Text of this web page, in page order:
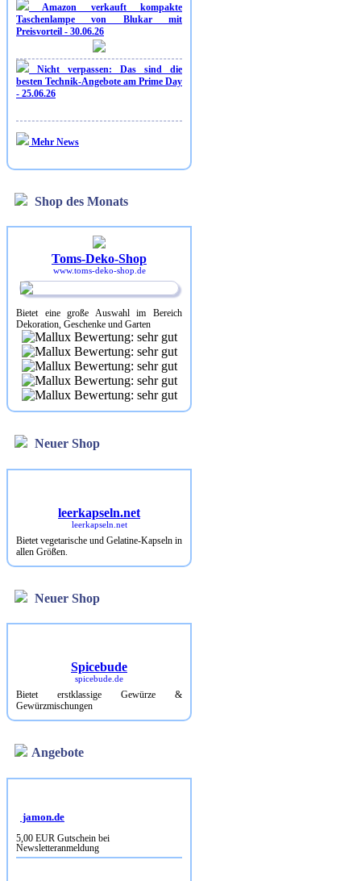
Amazon verkauft kompakte
Taschenlampe von Blukar mit
Preisvorteil - 30.06.26
Nicht verpassen: Das sind die
besten Technik-Angebote am Prime Day
- 25.06.26
Mehr News
Shop des Monats
Toms-Deko-Shop
www.toms-deko-shop.de
Bietet eine große Auswahl im Bereich
Dekoration, Geschenke und Garten
Neuer Shop
leerkapseln.net
leerkapseln.net
Bietet vegetarische und Gelatine-Kapseln in
allen Größen.
Neuer Shop
Spicebude
spicebude.de
Bietet erstklassige Gewürze &
Gewürzmischungen
Angebote
jamon.de
5,00 EUR Gutschein bei
Newsletteranmeldung